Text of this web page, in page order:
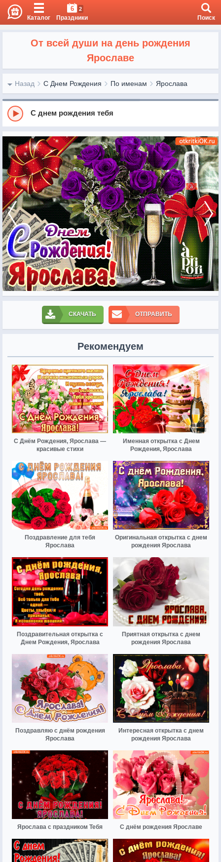
Каталог
6 2
Праздники Поиск
От всей души на день рождения
Ярославе
Назад С Днем Рождения По именам Ярослава
С днем рождения тебя
СКАЧАТЬ ОТПРАВИТЬ
Рекомендуем
С Днём Рождения, Ярослава —
красивые стихи
Именная открытка с Днем
Рождения, Ярослава
Поздравление для тебя
Ярослава
Оригинальная открытка с днем
рождения Ярослава
Поздравительная открытка с
Днем Рождения, Ярослава
Приятная открытка с днем
рождения Ярослава
Поздравляю с днём рождения
Ярослава
Интересная открытка с днем
рождения Ярослава
Ярослава с праздником Тебя С днём рождения Ярославе